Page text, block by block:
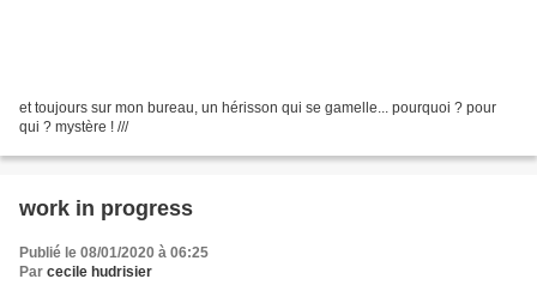
et toujours sur mon bureau, un hérisson qui se gamelle... pourquoi ? pour
qui ? mystère ! ///
work in progress
Publié le 08/01/2020 à 06:25
Par cecile hudrisier